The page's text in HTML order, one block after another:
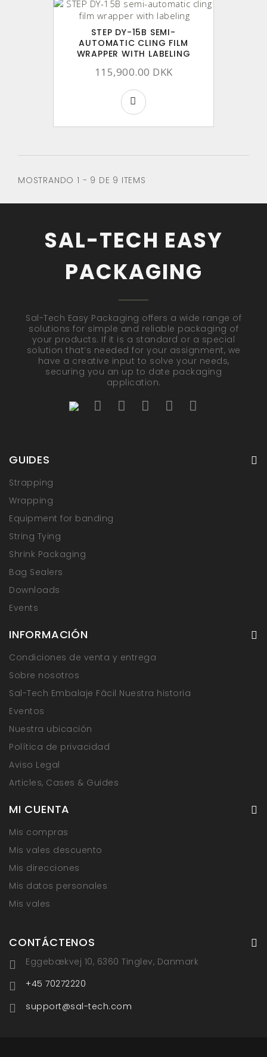
STEP DY-15B SEMI-
AUTOMATIC CLING FILM
WRAPPER WITH LABELING
115,900.00 DKK
MOSTRANDO 1 - 9 DE 9 ITEMS
SAL-TECH EASY
PACKAGING
Sal-Tech Easy Packaging offers a wide range of
solutions for simple and reliable packaging of
your products. If it is a standard or a special
solution that’s needed for your assignment, we
have a creative input to solve your needs,
securing you an up to date packaging
application.
GUIDES
Strapping
Wrapping
Equipment for banding
String Tying
Shrink Packaging
Bag Sealers
Downloads
Events
INFORMACIÓN
Condiciones de venta y entrega
Sobre nosotros
Sal-Tech Embalaje Fâcil Nuestra historia
Eventos
Nuestra ubicación
Política de privacidad
Aviso Legal
Articles, Cases & Guides
MI CUENTA
Mis compras
Mis vales descuento
Mis direcciones
Mis datos personales
Mis vales
CONTÁCTENOS
Eggebækvej 10, 6360 Tinglev, Danmark
+45 70272220
support@sal-tech.com